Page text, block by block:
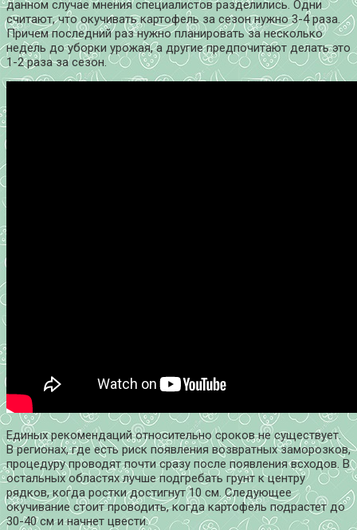
данном случае мнения специалистов разделились. Одни
считают, что окучивать картофель за сезон нужно 3-4 раза.
Причем последний раз нужно планировать за несколько
недель до уборки урожая, а другие предпочитают делать это
1-2 раза за сезон.
Единых рекомендаций относительно сроков не существует.
В регионах, где есть риск появления возвратных заморозков,
процедуру проводят почти сразу после появления всходов. В
остальных областях лучше подгребать грунт к центру
рядков, когда ростки достигнут 10 см. Следующее
окучивание стоит проводить, когда картофель подрастет до
30-40 см и начнет цвести.